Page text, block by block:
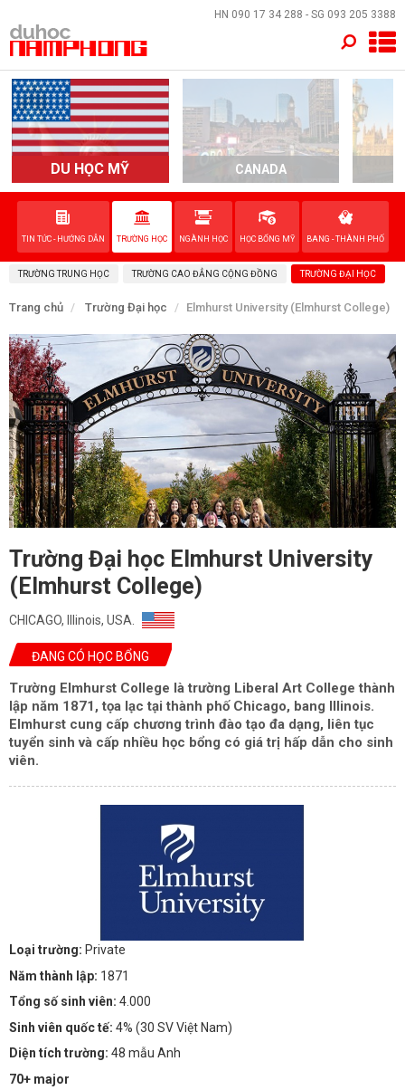
HN 090 17 34 288 - SG 093 205 3388
DU HỌC MỸ CANADA
TIN TỨC - HƯỚNG DẪN TRƯỜNG HỌC NGÀNH HỌC HỌC BỔNG MỸ BANG - THÀNH PHỐ
TRƯỜNG TRUNG HỌC TRƯỜNG CAO ĐẲNG CỘNG ĐỒNG TRƯỜNG ĐẠI HỌC
Trang chủ Trường Đại học Elmhurst University (Elmhurst College)
Trường Đại học Elmhurst University
(Elmhurst College)
CHICAGO, Illinois, USA.
ĐANG CÓ HỌC BỔNG
Trường Elmhurst College là trường Liberal Art College thành
lập năm 1871, tọa lạc tại thành phố Chicago, bang Illinois.
Elmhurst cung cấp chương trình đào tạo đa dạng, liên tục
tuyển sinh và cấp nhiều học bổng có giá trị hấp dẫn cho sinh
viên.
Loại trường: Private
Năm thành lập: 1871
Tổng số sinh viên: 4.000
Sinh viên quốc tế: 4% (30 SV Việt Nam)
Diện tích trường: 48 mẫu Anh
70+ major
×
TRANG CHỦ
QUỐC GIA
EVENTS
DỊCH VỤ
VỀ NAM PHONG